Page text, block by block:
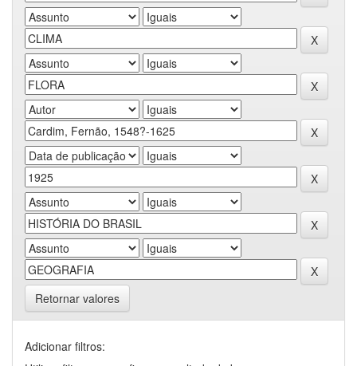
Retornar valores
Adicionar filtros: